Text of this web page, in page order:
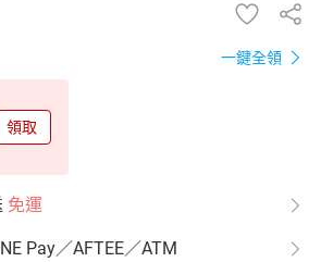
一鍵全領
領取
免運
Pay／AFTEE／ATM